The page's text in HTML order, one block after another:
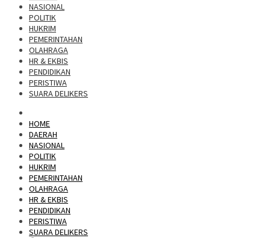
NASIONAL
POLITIK
HUKRIM
PEMERINTAHAN
OLAHRAGA
HR & EKBIS
PENDIDIKAN
PERISTIWA
SUARA DELIKERS
HOME
DAERAH
NASIONAL
POLITIK
HUKRIM
PEMERINTAHAN
OLAHRAGA
HR & EKBIS
PENDIDIKAN
PERISTIWA
SUARA DELIKERS